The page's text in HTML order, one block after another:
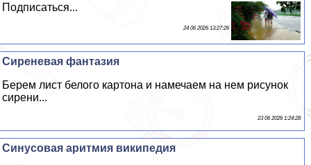
Подписаться...
24 06 2026 13:27:26
Сиреневая фантазия
Берем лист белого картона и намечаем на нем рисунок
сирени...
23 06 2026 1:24:28
Синусовая аритмия википедия